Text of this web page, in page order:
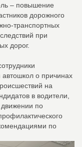
– повышение
дорожного
транспортных
при
дорог.
автошкол о причинах
на
в водители,
по
по